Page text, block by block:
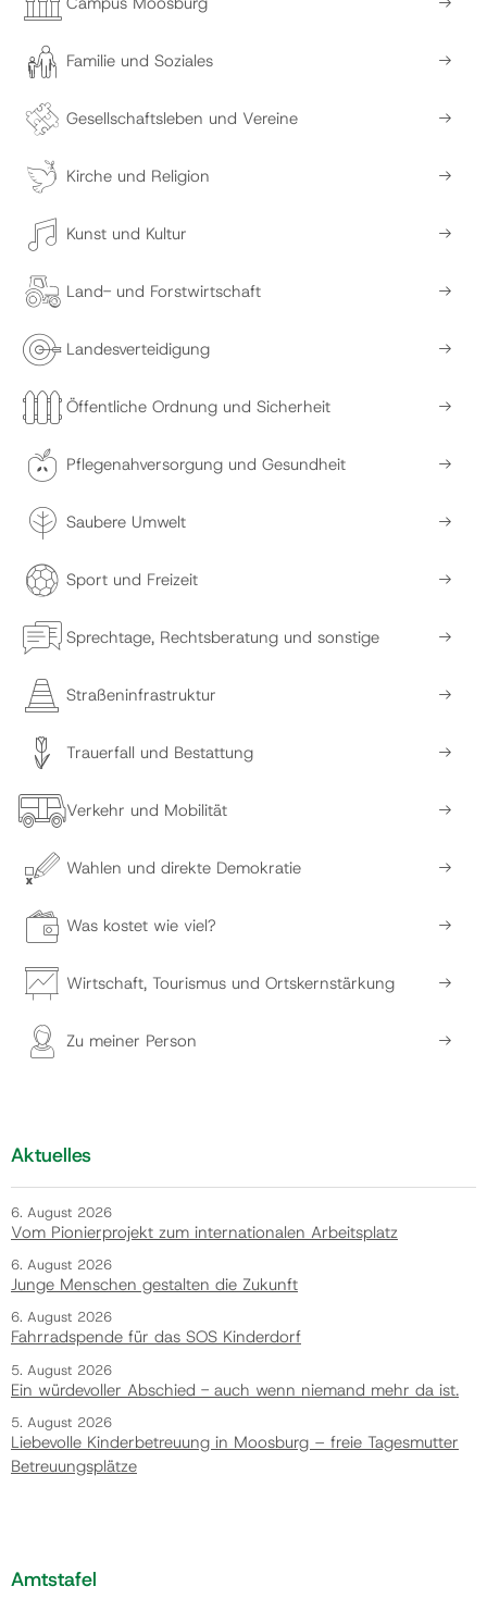
Familie und Soziales
Gesellschaftsleben und Vereine
Kirche und Religion
Kunst und Kultur
Land- und Forstwirtschaft
Landesverteidigung
Öffentliche Ordnung und Sicherheit
Pflegenahversorgung und Gesundheit
Saubere Umwelt
Sport und Freizeit
Sprechtage, Rechtsberatung und sonstige
Straßeninfrastruktur
Trauerfall und Bestattung
Verkehr und Mobilität
Wahlen und direkte Demokratie
Was kostet wie viel?
Wirtschaft, Tourismus und Ortskernstärkung
Zu meiner Person
Aktuelles
6. August 2026
Vom Pionierprojekt zum internationalen Arbeitsplatz
6. August 2026
Junge Menschen gestalten die Zukunft
6. August 2026
Fahrradspende für das SOS Kinderdorf
5. August 2026
Ein würdevoller Abschied - auch wenn niemand mehr da ist.
5. August 2026
Liebevolle Kinderbetreuung in Moosburg – freie Tagesmutter
Betreuungsplätze
Amtstafel